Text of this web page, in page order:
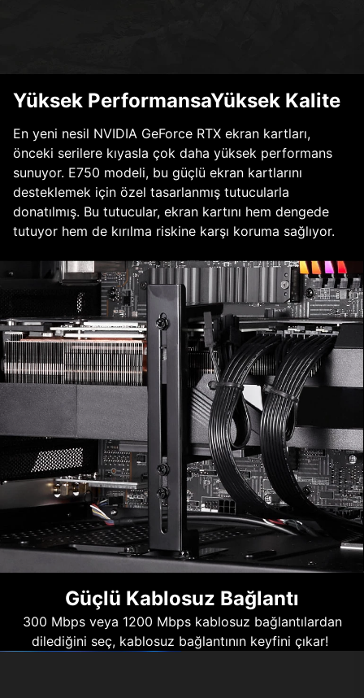
Yüksek PerformansaYüksek Kalite
En yeni nesil NVIDIA GeForce RTX ekran kartları,
önceki serilere kıyasla çok daha yüksek performans
sunuyor. E750 modeli, bu güçlü ekran kartlarını
desteklemek için özel tasarlanmış tutucularla
donatılmış. Bu tutucular, ekran kartını hem dengede
tutuyor hem de kırılma riskine karşı koruma sağlıyor.
Güçlü Kablosuz Bağlantı
300 Mbps veya 1200 Mbps kablosuz bağlantılardan
dilediğini seç, kablosuz bağlantının keyfini çıkar!